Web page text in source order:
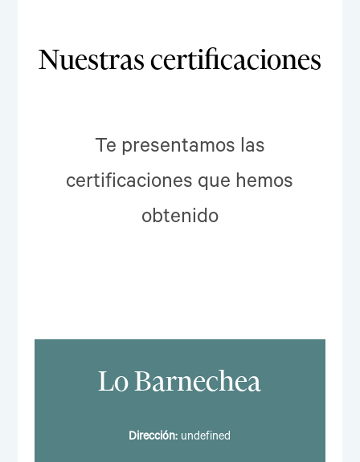
Nuestras certificaciones
Te presentamos las
certificaciones que hemos
obtenido
Lo Barnechea
Dirección: undefined